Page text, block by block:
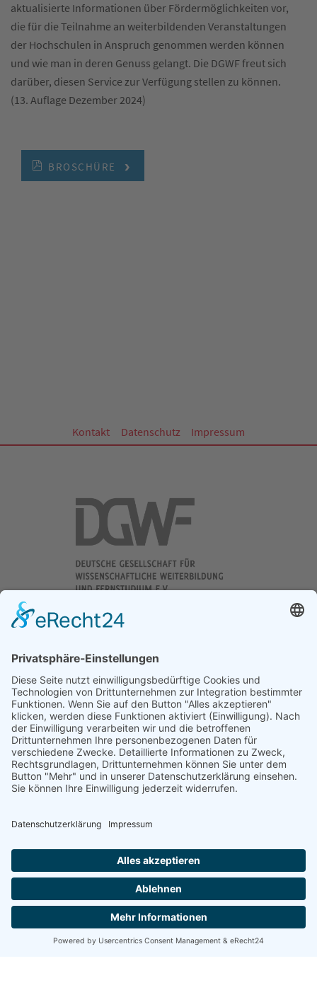
aktualisierte Informationen über Fördermöglichkeiten vor,
die für die Teilnahme an weiterbildenden Veranstaltungen
der Hochschulen in Anspruch genommen werden können
und wie man in deren Genuss gelangt. Die DGWF freut sich
darüber, diesen Service zur Verfügung stellen zu können.
(13. Auflage Dezember 2024)
BROSCHÜRE
Kontakt Datenschutz Impressum
DGWF - Partner